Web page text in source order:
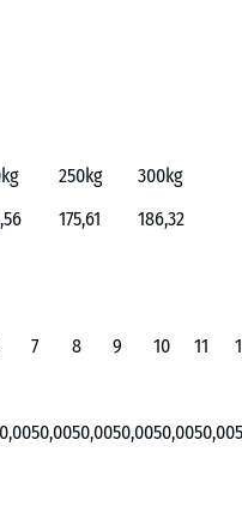
250kg
300kg
175,61 186,32
7 8 9 10 11
50,0050,0050,0050,0050,00